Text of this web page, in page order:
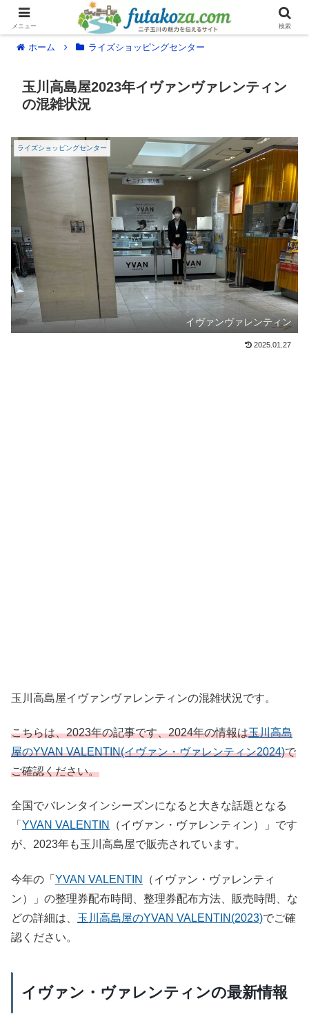
ホーム ライズショッピングセンター
玉川高島屋2023年イヴァンヴァレンティン
の混雑状況
ライズショッピングセンター
イヴァンヴァレンティン
2025.01.27
玉川高島屋イヴァンヴァレンティンの混雑状況です。
こちらは、2023年の記事です、2024年の情報は玉川高島
屋のYVAN VALENTIN(イヴァン・ヴァレンティン2024)で
ご確認ください。
全国でバレンタインシーズンになると大きな話題となる
「 YVAN VALENTIN
（イヴァン・ヴァレンティン）」です
が、2023年も玉川高島屋で販売されています。
今年の「 YVAN VALENTIN
（イヴァン・ヴァレンティ
ン）」の整理券配布時間、整理券配布方法、販売時間、な
どの詳細は、 玉川高島屋のYVAN VALENTIN(2023)でご確
認ください。
イヴァン・ヴァレンティンの最新情報
メニュー 検索